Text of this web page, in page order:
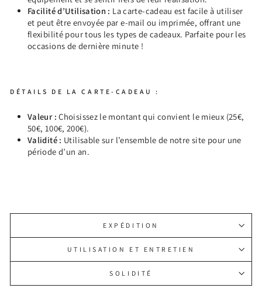
Facilité d’Utilisation : La carte-cadeau est facile à utiliser
et peut être envoyée par e-mail ou imprimée, offrant une
flexibilité pour tous les types de cadeaux. Parfaite pour les
occasions de dernière minute !
DÉTAILS DE LA CARTE-CADEAU :
Valeur : Choisissez le montant qui convient le mieux (25€,
50€, 100€, 200€).
Validité : Utilisable sur l’ensemble de notre site pour une
période d’un an.
EXPÉDITION
UTILISATION ET ENTRETIEN
SOLIDITÉ